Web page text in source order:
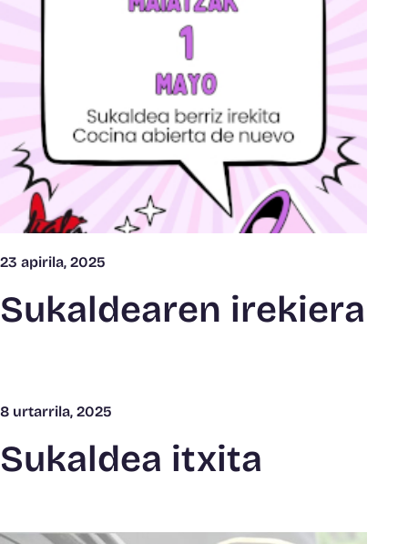
23 apirila, 2025
Sukaldearen irekiera
8 urtarrila, 2025
Sukaldea itxita